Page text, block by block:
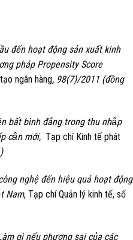
đến hoạt động sản xuất kinh
pháp Propensity Score
ngân hàng, 98(7)/2011 (đồng
bất bình đẳng trong thu nhập
cận mới, Tạp chí Kinh tế phát
nghệ đến hiệu quả hoạt động
Nam, Tạp chí Quản lý kinh tế, số
gì nếu phương sai của các